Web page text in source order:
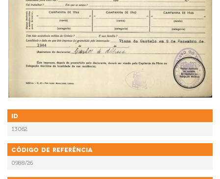
ID
13062
Código de referência
0988/26